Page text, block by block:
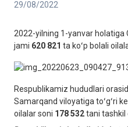
29/08/2022
2022-yilning 1-yanvar holatiga
jami 620 821 ta koʻp bolali
Respublikamiz hududlari
Samarqand viloyatiga toʻgʻri
oilalar soni 178 532tani tashkil